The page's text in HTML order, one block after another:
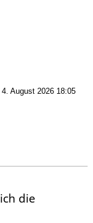
August 2026 18:05
die